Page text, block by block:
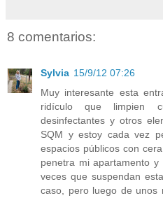
8 comentarios:
Sylvia 15/9/12 07:26
Muy interesante esta
ridículo que limpien
desinfectantes y otros
SQM y estoy cada vez
espacios públicos con
penetra mi apartamento
veces que suspendan
caso, pero luego de unos